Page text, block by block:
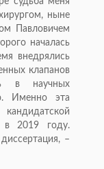
ныне
Павловичем
началась
внедрялись
клапанов
в научных
Именно эта
в 2019 году.
–